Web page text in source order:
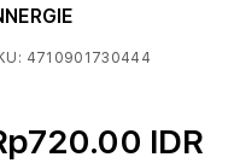
4710901730444
IDR